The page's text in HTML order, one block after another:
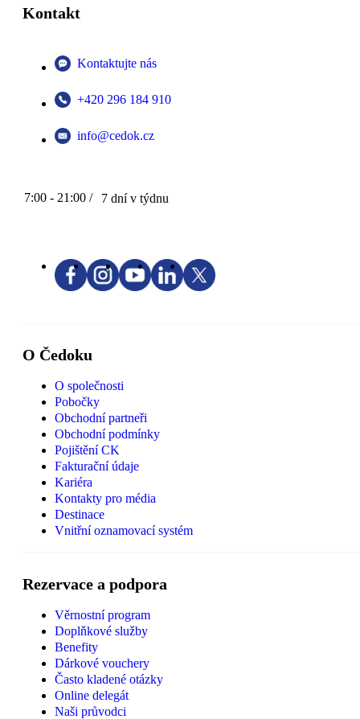
Kontakt
Kontaktujte nás
+420 296 184 910
info@cedok.cz
7:00 - 21:00 / 7 dní v týdnu
O Čedoku
O společnosti
Pobočky
Obchodní partneři
Obchodní podmínky
Pojištění CK
Fakturační údaje
Kariéra
Kontakty pro média
Destinace
Vnitřní oznamovací systém
Rezervace a podpora
Věrnostní program
Doplňkové služby
Benefity
Dárkové vouchery
Často kladené otázky
Online delegát
Naši průvodci